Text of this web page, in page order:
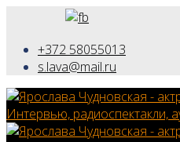
+372 58055013
s.lava@mail.ru